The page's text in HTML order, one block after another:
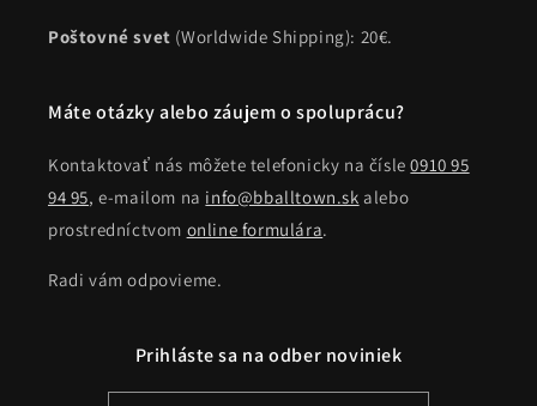
Poštovné svet (Worldwide Shipping): 20€.
Máte otázky alebo záujem o spoluprácu?
Kontaktovať nás môžete telefonicky na čísle0910 95
94 95, e-mailom na info@bballtown.sk alebo
prostredníctvom online formulára.
Radi vám odpovieme.
Prihláste sa na odber noviniek